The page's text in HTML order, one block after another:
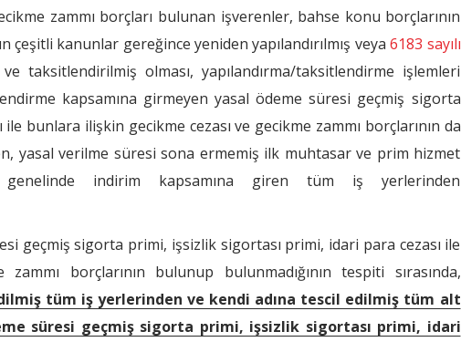
zammı borçları bulunan işverenler, bahse konu borçlarının
çeşitli kanunlar gereğince yeniden yapılandırılmış veya6183 sayılı
taksitlendirilmiş olması, yapılandırma/taksitlendirme işlemleri
kapsamına girmeyen yasal ödeme süresi geçmiş sigorta
bunlara ilişkin gecikme cezası ve gecikme zammı borçlarının da
yasal verilme süresi sona ermemiş ilk muhtasar ve prim hizmet
genelinde indirim kapsamına giren tüm iş yerlerinden
geçmiş sigorta primi, işsizlik sigortası primi, idari para cezası ile
borçlarının bulunup bulunmadığının tespiti sırasında,
tüm iş yerlerinden ve kendi adına tescil edilmiş tüm alt
süresi geçmiş sigorta primi, işsizlik sigortası primi, idari